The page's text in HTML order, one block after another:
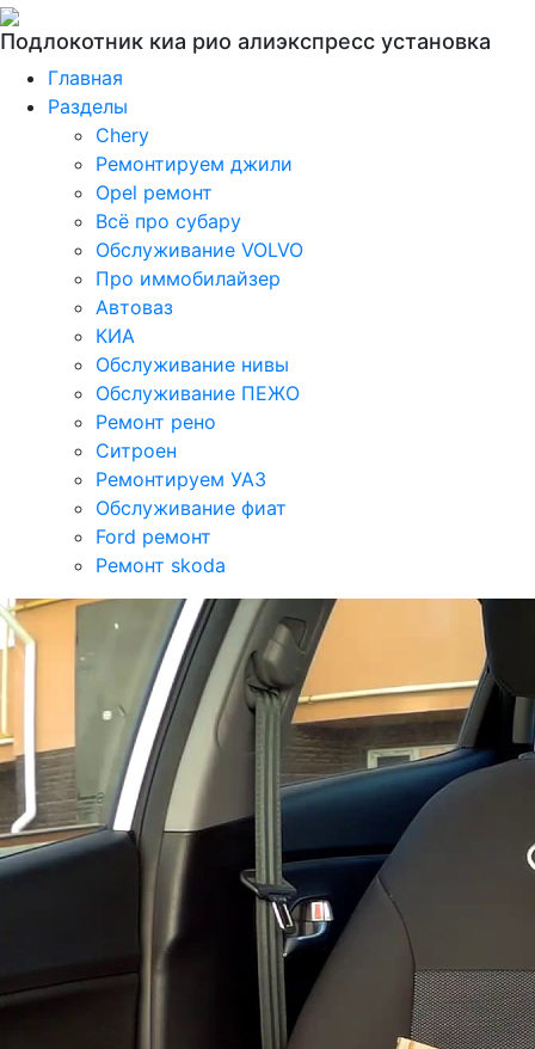
Подлокотник киа рио алиэкспресс установка
Главная
Разделы
Chery
Ремонтируем джили
Opel ремонт
Всё про субару
Обслуживание VOLVO
Про иммобилайзер
Автоваз
КИА
Обслуживание нивы
Обслуживание ПЕЖО
Ремонт рено
Ситроен
Ремонтируем УАЗ
Обслуживание фиат
Ford ремонт
Ремонт skoda